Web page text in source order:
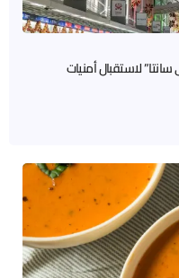
لاستقبال أمنيات